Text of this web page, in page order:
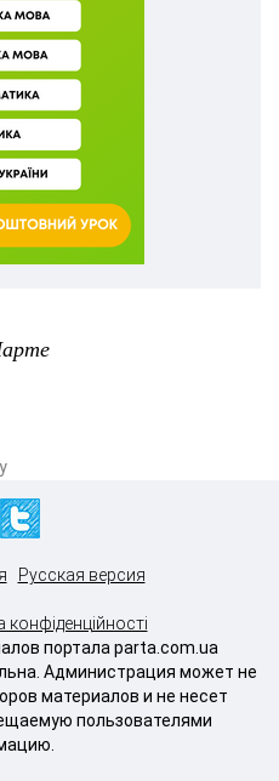
Русская версия
конфіденційності
портала parta.com.ua
Администрация может не
материалов и не несет
пользователями